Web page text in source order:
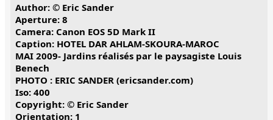
Author: © Eric Sander
Aperture: 8
Camera: Canon EOS 5D Mark II
Caption: HOTEL DAR AHLAM-SKOURA-MAROC
MAI 2009- Jardins réalisés par le paysagiste Louis
Benech
PHOTO : ERIC SANDER (ericsander.com)
Iso: 400
Copyright: © Eric Sander
Orientation: 1